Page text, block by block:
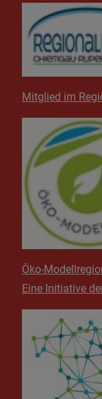
Mitglied im
Öko-
Eine Initiative